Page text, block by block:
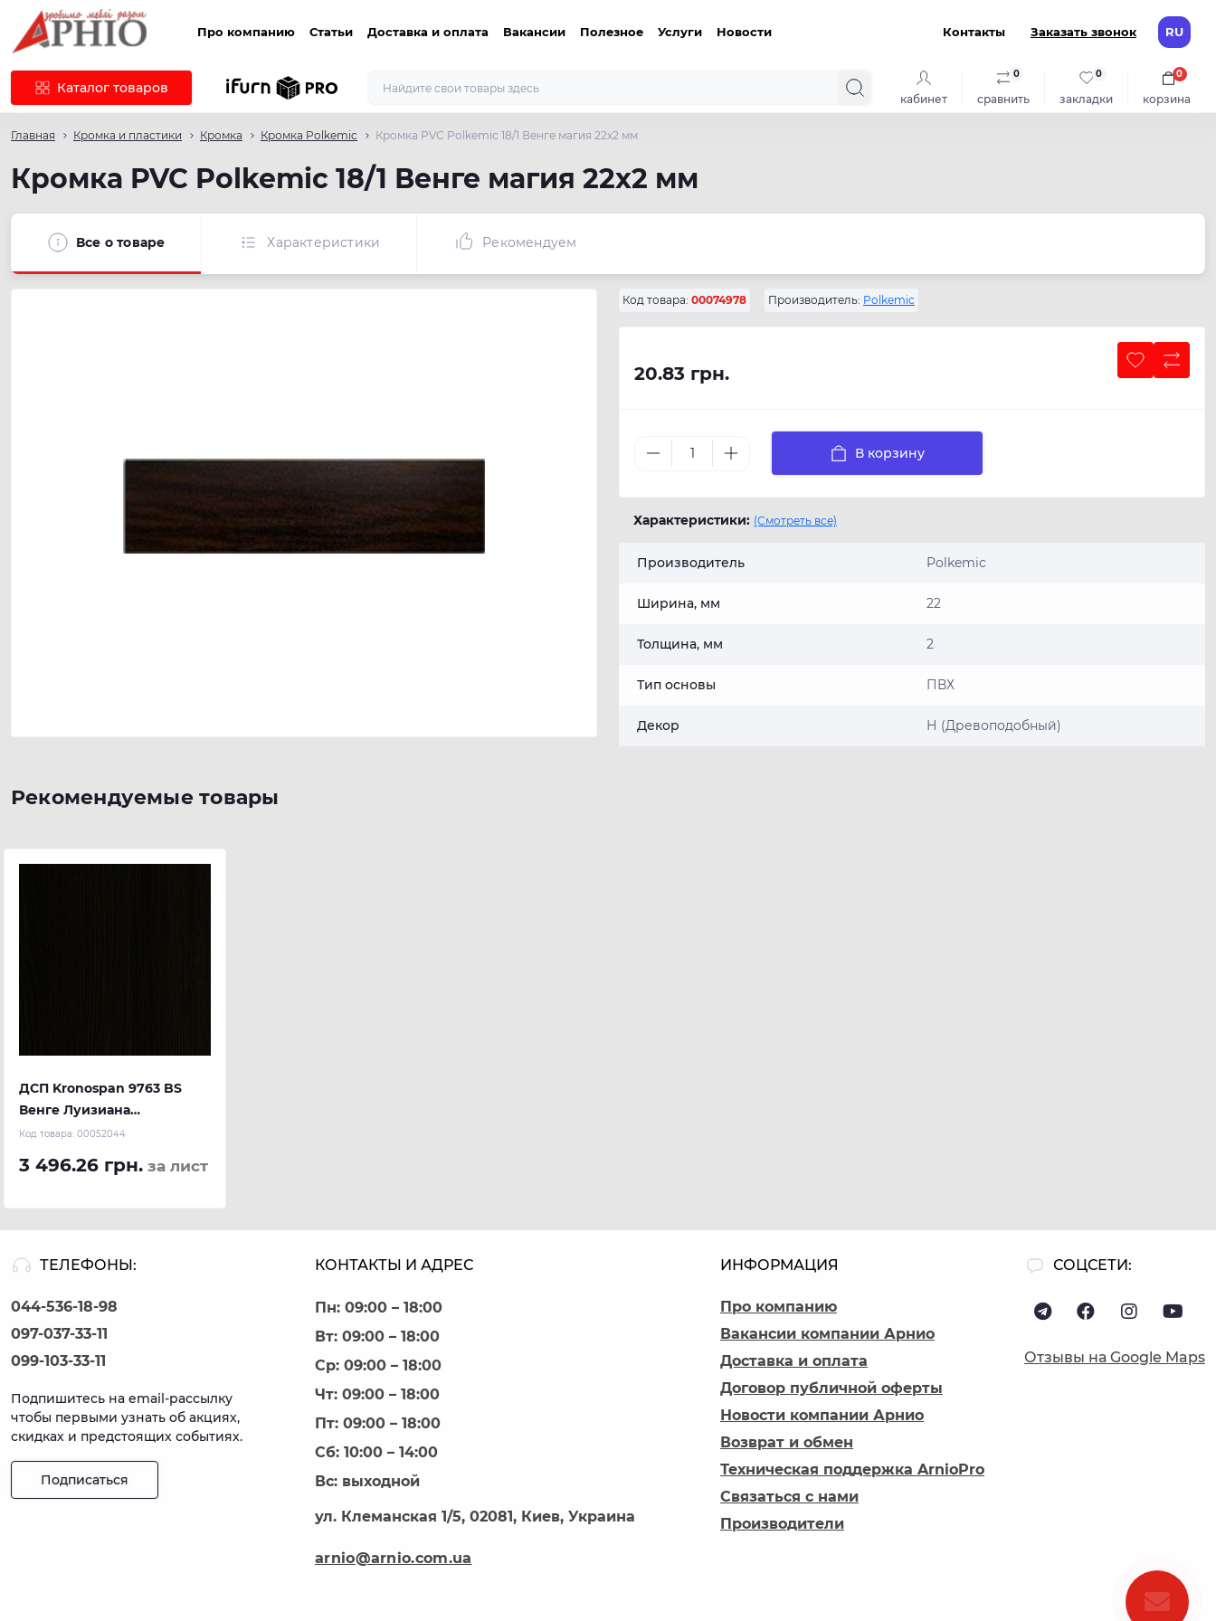
Про компанию Статьи Доставка и оплата Вакансии Полезное Услуги Новости Контакты Заказать звонок RU
Каталог товаров
кабинет сравнить
0
закладки
0
корзина
0
Главная Кромка и пластики Кромка Кромка Polkemic Кромка PVC Polkemic 18/1 Венге магия 22х2 мм
Кромка PVC Polkemic 18/1 Венге магия 22х2 мм
Все о товаре Характеристики Рекомендуем
Код товара: 00074978 Производитель: Polkemic
20.83 грн.
В корзину
Характеристики: (Смотреть все)
Производитель Polkemic
Ширина, мм 22
Толщина, мм 2
Тип основы ПВХ
Декор Н (Древоподобный)
Рекомендуемые товары
ДСП Kronospan 9763 BS
Венге Луизиана
2800x2070x18 мм
Код товара: 00052044
3 496.26 грн. за лист
ТЕЛЕФОНЫ:
044-536-18-98
097-037-33-11
099-103-33-11
Подпишитесь на email-рассылку
чтобы первыми узнать об акциях,
скидках и предстоящих событиях.
Подписаться
КОНТАКТЫ И АДРЕС
Пн: 09:00 – 18:00
Вт: 09:00 – 18:00
Ср: 09:00 – 18:00
Чт: 09:00 – 18:00
Пт: 09:00 – 18:00
Сб: 10:00 – 14:00
Вс: выходной
ул. Клеманская 1/5, 02081, Киев, Украина
arnio@arnio.com.ua
ИНФОРМАЦИЯ
Про компанию
Вакансии компании Арнио
Доставка и оплата
Договор публичной оферты
Новости компании Арнио
Возврат и обмен
Техническая поддержка ArnioPro
Связаться с нами
Производители
СОЦСЕТИ:
Отзывы на Google Maps